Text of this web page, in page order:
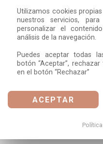
Utilizamos cookies
nuestros servicios,
personalizar el
análisis de la navegación.
Puedes aceptar todas
botón “Aceptar”,
en el botón “Rechazar”
ACEPTAR